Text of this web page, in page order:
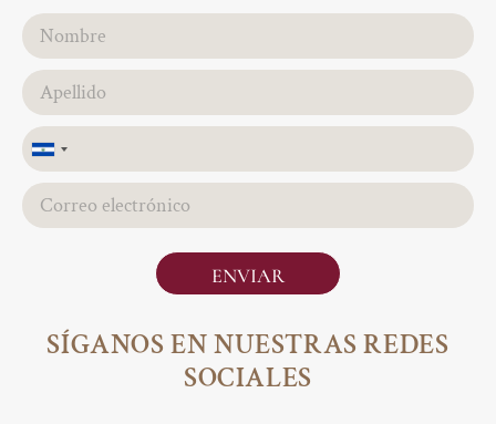
SÍGANOS EN NUESTRAS REDES
SOCIALES
El
Salvador
+503
ENVIAR